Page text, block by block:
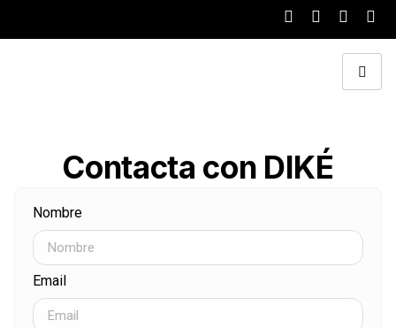
Contacta con DIKÉ
Nombre
Email